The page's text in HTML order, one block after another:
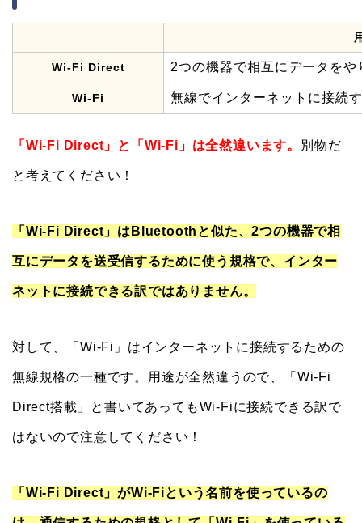
Wi-Fi Direct 2つの機器で相互にデータを
Wi-Fi 無線でインターネットに接続
「Wi-Fi Direct」と「Wi-Fi」は全然違います。 別物だ
と考えてください！
「Wi-Fi Direct」はBluetoothと似た、2つの機器で相
互にデータを送受信するために使う規格で、インター
ネットに接続できる訳ではありません。
対して、「Wi-Fi」はインターネットに接続するための
無線規格の一種です。用途が全然違うので、「Wi-Fi
Direct搭載」と書いてあってもWi-Fiに接続できる訳で
はないので注意してください！
「Wi-Fi Direct」がWi-Fiという名前を使っているの